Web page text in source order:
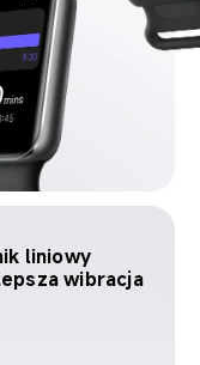
liniowy
wibracja